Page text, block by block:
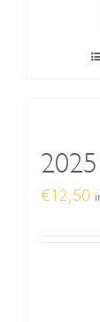
€12,50